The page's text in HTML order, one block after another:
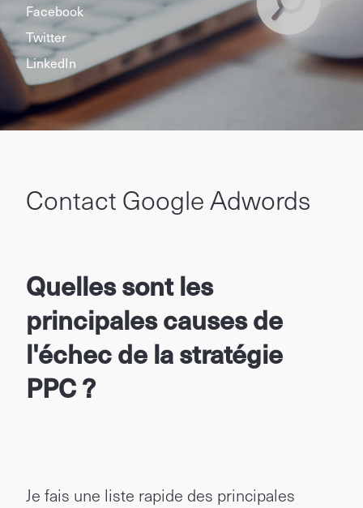
Facebook
Twitter
LinkedIn
Contact Google Adwords
Quelles sont les
principales causes de
l'échec de la stratégie
PPC ?
Je fais une liste rapide des principales